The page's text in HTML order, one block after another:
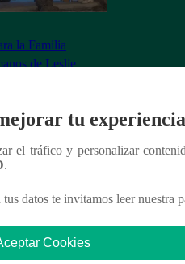
la Familia
de Leslie
tu
el tráfico y personalizar
.
datos te invitamos leer nuestra
Cookies